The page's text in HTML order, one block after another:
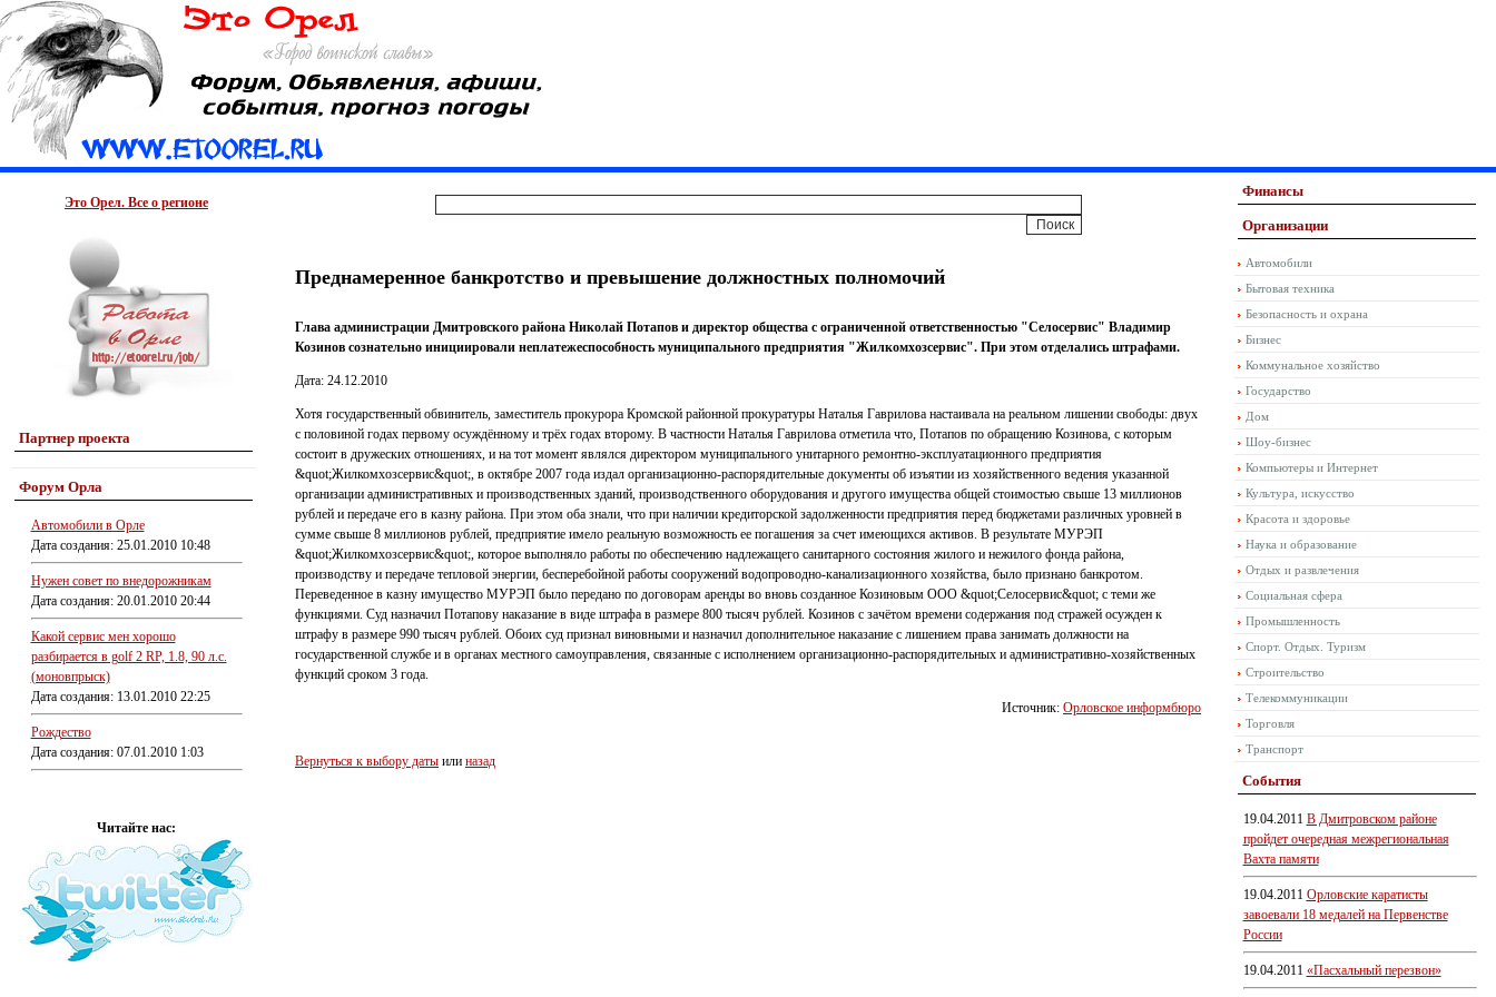
Это Орел. Все о регионе
Партнер проекта
Форум Орла
Автомобили в Орле
Дата создания: 25.01.2010 10:48
Нужен совет по внедорожникам
Дата создания: 20.01.2010 20:44
Какой сервис мен хорошо
разбирается в golf 2 RP, 1.8, 90 л.с.
(моновпрыск)
Дата создания: 13.01.2010 22:25
Рождество
Дата создания: 07.01.2010 1:03
Читайте нас:
Преднамеренное банкротство и превышение должностных полномочий
Глава администрации Дмитровского района Николай Потапов и директор общества с ограниченной ответственностью "Селосервис" Владимир
Козинов сознательно инициировали неплатежеспособность муниципального предприятия "Жилкомхозсервис". При этом отделались штрафами.
Дата: 24.12.2010
Хотя государственный обвинитель, заместитель прокурора Кромской районной прокуратуры Наталья Гаврилова настаивала на реальном лишении свободы: двух
с половиной годах первому осуждённому и трёх годах второму. В частности Наталья Гаврилова отметила что, Потапов по обращению Козинова, с которым
состоит в дружеских отношениях, и на тот момент являлся директором муниципального унитарного ремонтно-эксплуатационного предприятия
&quot;Жилкомхозсервис&quot;, в октябре 2007 года издал организационно-распорядительные документы об изъятии из хозяйственного ведения указанной
организации административных и производственных зданий, производственного оборудования и другого имущества общей стоимостью свыше 13 миллионов
рублей и передаче его в казну района. При этом оба знали, что при наличии кредиторской задолженности предприятия перед бюджетами различных уровней в
сумме свыше 8 миллионов рублей, предприятие имело реальную возможность ее погашения за счет имеющихся активов. В результате МУРЭП
&quot;Жилкомхозсервис&quot;, которое выполняло работы по обеспечению надлежащего санитарного состояния жилого и нежилого фонда района,
производству и передаче тепловой энергии, бесперебойной работы сооружений водопроводно-канализационного хозяйства, было признано банкротом.
Переведенное в казну имущество МУРЭП было передано по договорам аренды во вновь созданное Козиновым ООО &quot;Селосервис&quot; с теми же
функциями. Суд назначил Потапову наказание в виде штрафа в размере 800 тысяч рублей. Козинов с зачётом времени содержания под стражей осужден к
штрафу в размере 990 тысяч рублей. Обоих суд признал виновными и назначил дополнительное наказание с лишением права занимать должности на
государственной службе и в органах местного самоуправления, связанные с исполнением организационно-распорядительных и административно-хозяйственных
функций сроком 3 года.
Источник: Орловское информбюро
Вернуться к выбору даты или назад
Финансы
Организации
Автомобили
Бытовая техника
Безопасность и охрана
Бизнес
Коммунальное хозяйство
Государство
Дом
Шоу-бизнес
Компьютеры и Интернет
Культура, искусство
Красота и здоровье
Наука и образование
Отдых и развлечения
Социальная сфера
Промышленность
Спорт. Отдых. Туризм
Строительство
Телекоммуникации
Торговля
Транспорт
События
19.04.2011 В Дмитровском районе
пройдет очередная межрегиональная
Вахта памяти
19.04.2011 Орловские каратисты
завоевали 18 медалей на Первенстве
России
19.04.2011 «Пасхальный перезвон»